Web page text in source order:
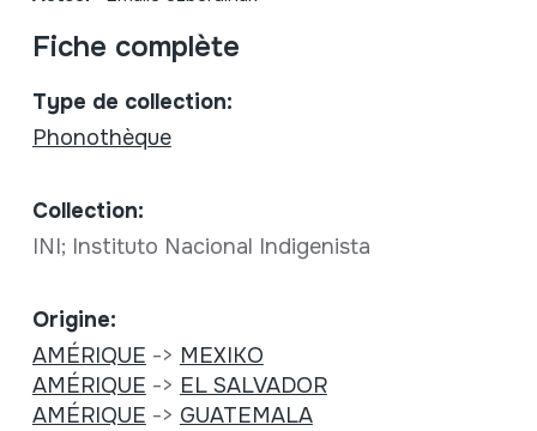
Fiche complète
Type de collection:
Phonothèque
Collection:
INI; Instituto Nacional Indigenista
Origine:
AMÉRIQUE -> MEXIKO
AMÉRIQUE -> EL SALVADOR
AMÉRIQUE -> GUATEMALA